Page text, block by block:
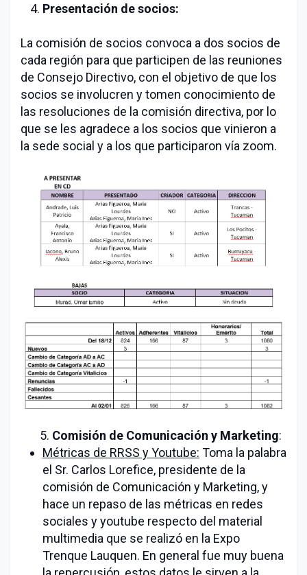
Presentación de socios:
La comisión de socios convoca a dos socios de
cada región para que participen de las reuniones
de Consejo Directivo, con el objetivo de que los
socios se involucren y tomen conocimiento de
las resoluciones de la comisión directiva, por lo
que se les agradece a los socios que vinieron a
la sede social y a los que participaron vía zoom.
5. Comisión de Comunicación y Marketing:
Métricas de RRSS y Youtube: Toma la palabra
el Sr. Carlos Lorefice, presidente de la
comisión de Comunicación y Marketing, y
hace un repaso de las métricas en redes
sociales y youtube respecto del material
multimedia que se realizó en la Expo
Trenque Lauquen. En general fue muy buena